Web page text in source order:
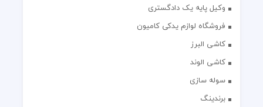
وکیل پایه یک دادگستری
فروشگاه لوازم یدکی کامیون
کاشی البرز
کاشی الوند
سوله سازی
برندینگ